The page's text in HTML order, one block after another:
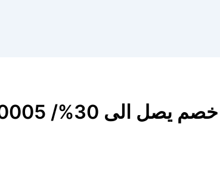
30%/ 0507240005